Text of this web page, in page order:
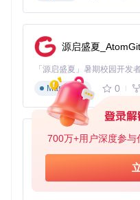
700万+用户深度参与
参数 功能描述
-c, --
com
编译文言
代码为目
标语言
指定目标
语言
-i, --i
ctive
源启盛夏
Markdown
0
py-xiaozhi
Python
0 1